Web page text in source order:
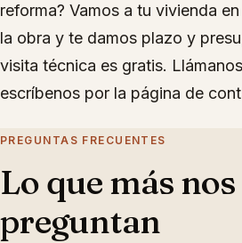
reforma? Vamos a tu vivienda
la obra y te damos plazo y
visita técnica es gratis.
escríbenos por la página de
PREGUNTAS FRECUENTES
Lo que más nos
preguntan